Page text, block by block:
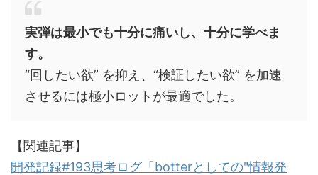
実弾は最小でも十分に痛いし、十分に学べま
す。
“回したい欲” を抑え、“検証したい欲” を加速
させるには極小ロットが最適でした。
【関連記事】
開発記録#193思考ログ「botterとしての"情報発